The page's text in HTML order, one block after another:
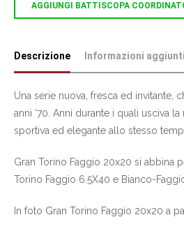
AGGIUNGI BATTISCOPA
Descrizione Informazioni
Una serie nuova, fresca ed invitante,
anni ‘70. Anni durante i quali usciva
sportiva ed elegante allo stesso
Gran Torino Faggio 20x20 si abbina
Torino Faggio 6.5X40 e Bianco-Faggio
In foto Gran Torino Faggio 20x20 a